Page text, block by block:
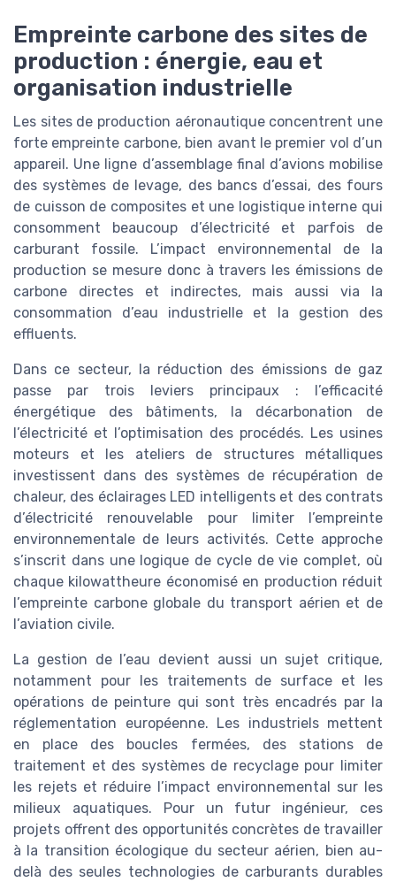
Empreinte carbone des sites de
production : énergie, eau et
organisation industrielle
Les sites de production aéronautique concentrent une
forte empreinte carbone, bien avant le premier vol d’un
appareil. Une ligne d’assemblage final d’avions mobilise
des systèmes de levage, des bancs d’essai, des fours
de cuisson de composites et une logistique interne qui
consomment beaucoup d’électricité et parfois de
carburant fossile. L’impact environnemental de la
production se mesure donc à travers les émissions de
carbone directes et indirectes, mais aussi via la
consommation d’eau industrielle et la gestion des
effluents.
Dans ce secteur, la réduction des émissions de gaz
passe par trois leviers principaux : l’efficacité
énergétique des bâtiments, la décarbonation de
l’électricité et l’optimisation des procédés. Les usines
moteurs et les ateliers de structures métalliques
investissent dans des systèmes de récupération de
chaleur, des éclairages LED intelligents et des contrats
d’électricité renouvelable pour limiter l’empreinte
environnementale de leurs activités. Cette approche
s’inscrit dans une logique de cycle de vie complet, où
chaque kilowattheure économisé en production réduit
l’empreinte carbone globale du transport aérien et de
l’aviation civile.
La gestion de l’eau devient aussi un sujet critique,
notamment pour les traitements de surface et les
opérations de peinture qui sont très encadrés par la
réglementation européenne. Les industriels mettent
en place des boucles fermées, des stations de
traitement et des systèmes de recyclage pour limiter
les rejets et réduire l’impact environnemental sur les
milieux aquatiques. Pour un futur ingénieur, ces
projets offrent des opportunités concrètes de travailler
à la transition écologique du secteur aérien, bien au-
delà des seules technologies de carburants durables